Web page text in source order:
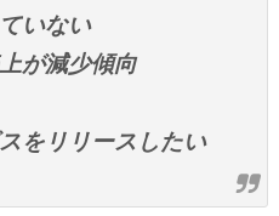
いない
が減少傾向
をリリースしたい